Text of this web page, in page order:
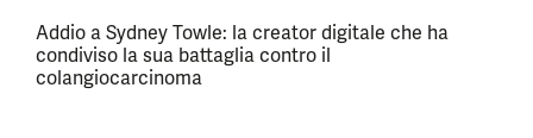
Addio a Sydney Towle: la creator digitale che ha
condiviso la sua battaglia contro il
colangiocarcinoma